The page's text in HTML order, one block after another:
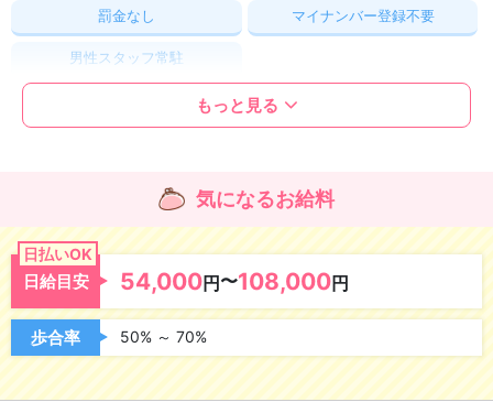
罰金なし マイナンバー登録不要
男性スタッフ常駐
指名料バックあり オプションバックあり
もっと見る
気になるお給料
日払いOK
日給目安 54,000円〜108,000円
歩合率 50% ～ 70%